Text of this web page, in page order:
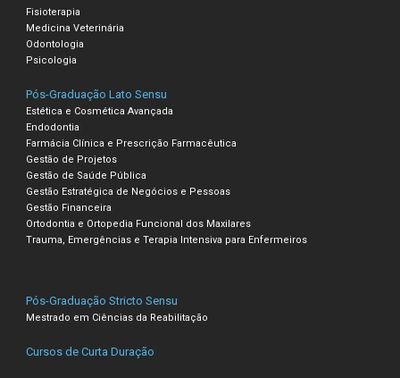
Fisioterapia
Medicina Veterinária
Odontologia
Psicologia
Pós-Graduação Lato Sensu
Estética e Cosmética Avançada
Endodontia
Farmácia Clínica e Prescrição Farmacêutica
Gestão de Projetos
Gestão de Saúde Pública
Gestão Estratégica de Negócios e Pessoas
Gestão Financeira
Ortodontia e Ortopedia Funcional dos Maxilares
Trauma, Emergências e Terapia Intensiva para Enfermeiros
Pós-Graduação Stricto Sensu
Mestrado em Ciências da Reabilitação
Cursos de Curta Duração